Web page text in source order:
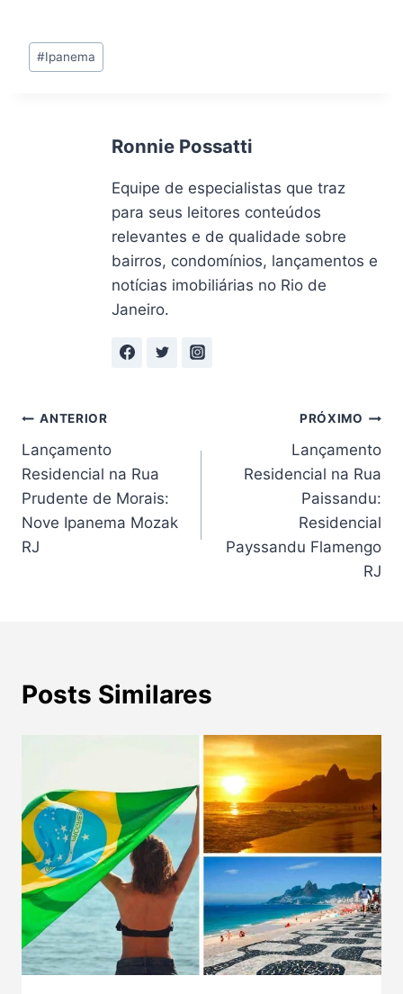
Tags
do
#Ipanema
Ronnie Possatti
Equipe de especialistas que traz
para seus leitores conteúdos
relevantes e de qualidade sobre
bairros, condomínios, lançamentos e
notícias imobiliárias no Rio de
Janeiro.
Navegação
de
Post
ANTERIOR
Lançamento
Residencial na Rua
Prudente de Morais:
Nove Ipanema Mozak
RJ
PRÓXIMO
Lançamento
Residencial na Rua
Paissandu:
Residencial
Payssandu Flamengo
RJ
Posts Similares